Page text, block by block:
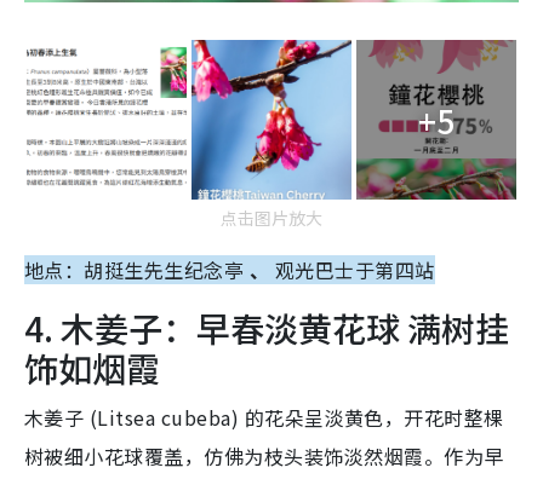
+5
点击图片放大
地点：胡挺生先生纪念亭 、 观光巴士于第四站
4. 木姜子：早春淡黄花球 满树挂
饰如烟霞
木姜子 (Litsea cubeba) 的花朵呈淡黄色，开花时整棵
树被细小花球覆盖，仿佛为枝头装饰淡然烟霞。作为早